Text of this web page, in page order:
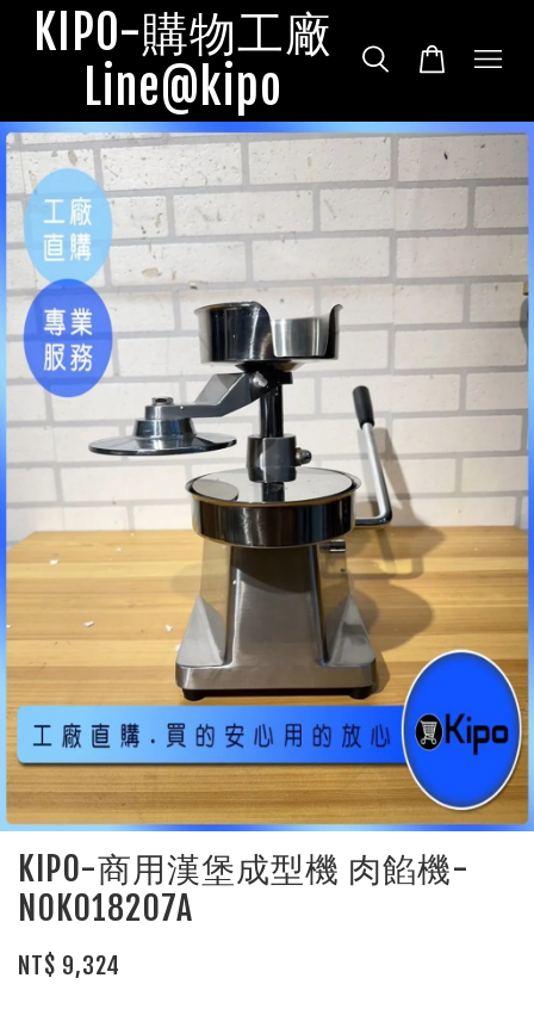
KIPO-購物工廠
Line@kipo
KIPO-商用漢堡成型機 肉餡機-
NOK018207A
NT$ 9,324